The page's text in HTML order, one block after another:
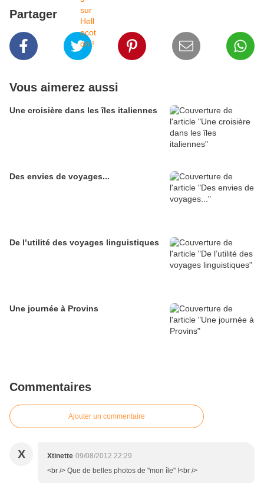
Partager
Vous aimerez aussi
Une croisière dans les îles italiennes
Des envies de voyages...
De l’utilité des voyages linguistiques
Une journée à Provins
Commentaires
Ajouter un commentaire
X Xtinette 09/08/2012 22:29
<br /> Que de belles photos de "mon île" !<br />